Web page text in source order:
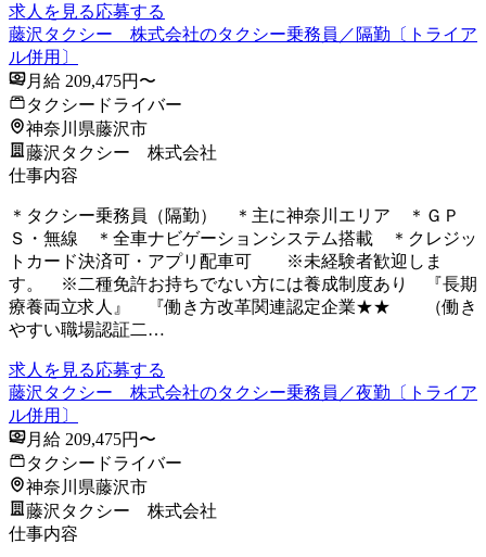
求人を見る応募する
藤沢タクシー 株式会社のタクシー乗務員／隔勤〔トライア
ル併用〕
月給 209,475円〜
タクシードライバー
神奈川県藤沢市
藤沢タクシー 株式会社
仕事内容
＊タクシー乗務員（隔勤） ＊主に神奈川エリア ＊ＧＰ
Ｓ・無線 ＊全車ナビゲーションシステム搭載 ＊クレジッ
トカード決済可・アプリ配車可 ※未経験者歓迎しま
す。 ※二種免許お持ちでない方には養成制度あり 『長期
療養両立求人』 『働き方改革関連認定企業★★ （働き
やすい職場認証二…
求人を見る応募する
藤沢タクシー 株式会社のタクシー乗務員／夜勤〔トライア
ル併用〕
月給 209,475円〜
タクシードライバー
神奈川県藤沢市
藤沢タクシー 株式会社
仕事内容